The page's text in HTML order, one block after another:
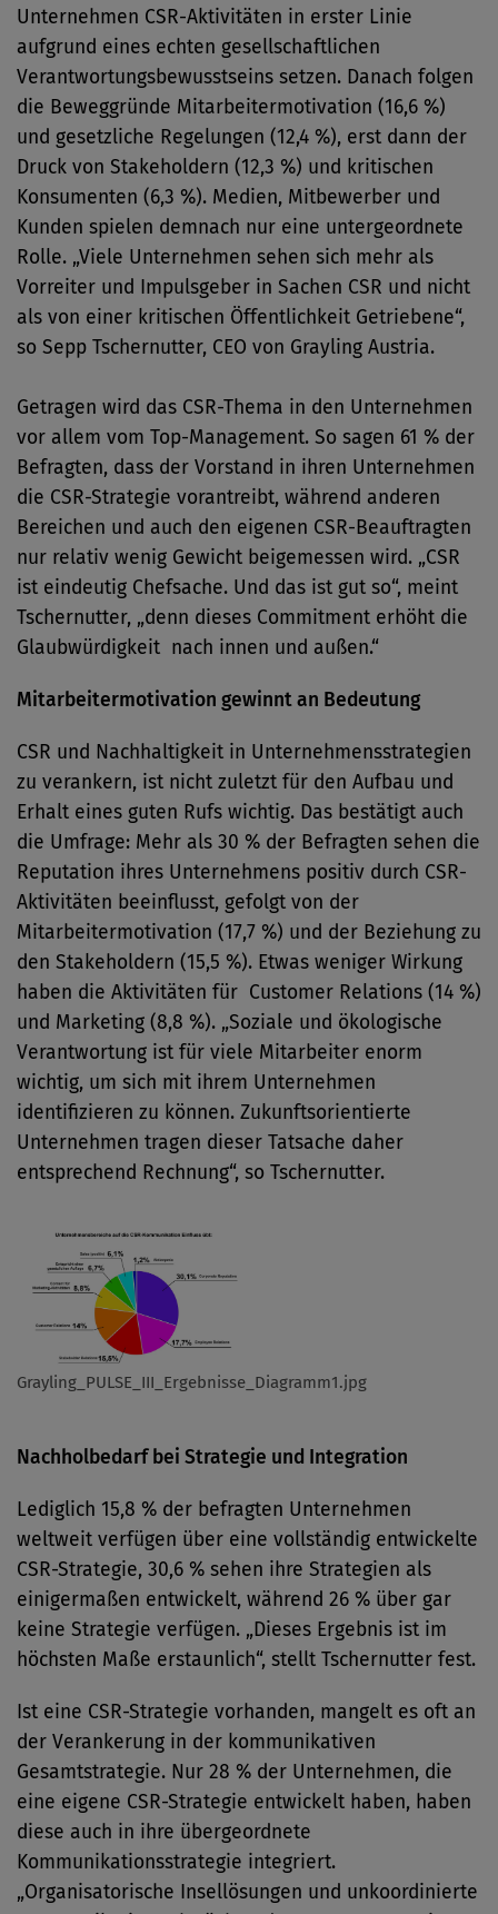
Unternehmen CSR-Aktivitäten in erster Linie
aufgrund eines echten gesellschaftlichen
Verantwortungsbewusstseins setzen. Danach folgen
die Beweggründe Mitarbeitermotivation (16,6 %)
und gesetzliche Regelungen (12,4 %), erst dann der
Druck von Stakeholdern (12,3 %) und kritischen
Konsumenten (6,3 %). Medien, Mitbewerber und
Kunden spielen demnach nur eine untergeordnete
Rolle. „Viele Unternehmen sehen sich mehr als
Vorreiter und Impulsgeber in Sachen CSR und nicht
als von einer kritischen Öffentlichkeit Getriebene“,
so Sepp Tschernutter, CEO von Grayling Austria.
Getragen wird das CSR-Thema in den Unternehmen
vor allem vom Top-Management. So sagen 61 % der
Befragten, dass der Vorstand in ihren Unternehmen
die CSR-Strategie vorantreibt, während anderen
Bereichen und auch den eigenen CSR-Beauftragten
nur relativ wenig Gewicht beigemessen wird. „CSR
ist eindeutig Chefsache. Und das ist gut so“, meint
Tschernutter, „denn dieses Commitment erhöht die
Glaubwürdigkeit nach innen und außen.“
Mitarbeitermotivation gewinnt an Bedeutung
CSR und Nachhaltigkeit in Unternehmensstrategien
zu verankern, ist nicht zuletzt für den Aufbau und
Erhalt eines guten Rufs wichtig. Das bestätigt auch
die Umfrage: Mehr als 30 % der Befragten sehen die
Reputation ihres Unternehmens positiv durch CSR-
Aktivitäten beeinflusst, gefolgt von der
Mitarbeitermotivation (17,7 %) und der Beziehung zu
den Stakeholdern (15,5 %). Etwas weniger Wirkung
haben die Aktivitäten für Customer Relations (14 %)
und Marketing (8,8 %). „Soziale und ökologische
Verantwortung ist für viele Mitarbeiter enorm
wichtig, um sich mit ihrem Unternehmen
identifizieren zu können. Zukunftsorientierte
Unternehmen tragen dieser Tatsache daher
entsprechend Rechnung“, so Tschernutter.
Grayling_PULSE_III_Ergebnisse_Diagramm1.jpg
Nachholbedarf bei Strategie und Integration
Lediglich 15,8 % der befragten Unternehmen
weltweit verfügen über eine vollständig entwickelte
CSR-Strategie, 30,6 % sehen ihre Strategien als
einigermaßen entwickelt, während 26 % über gar
keine Strategie verfügen. „Dieses Ergebnis ist im
höchsten Maße erstaunlich“, stellt Tschernutter fest.
Ist eine CSR-Strategie vorhanden, mangelt es oft an
der Verankerung in der kommunikativen
Gesamtstrategie. Nur 28 % der Unternehmen, die
eine eigene CSR-Strategie entwickelt haben, haben
diese auch in ihre übergeordnete
Kommunikationsstrategie integriert.
„Organisatorische Insellösungen und unkoordinierte